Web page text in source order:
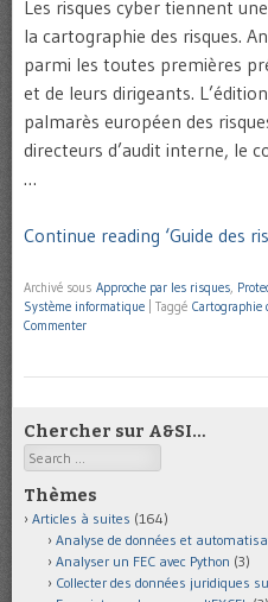
Les risques cyber tiennent
la cartographie des risques.
parmi les toutes premières
et de leurs dirigeants.
palmarès européen des
directeurs d’audit interne, le
…
Continue reading ‘Guide des
Archivé sous Approche par les risques
Système informatique
Taggé Cartographie
Commenter
Chercher sur A&SI…
Search
Thèmes
Articles à suites (164)
Analyse de données et
Analyser un FEC avec Python (3)
Collecter des données juridiques